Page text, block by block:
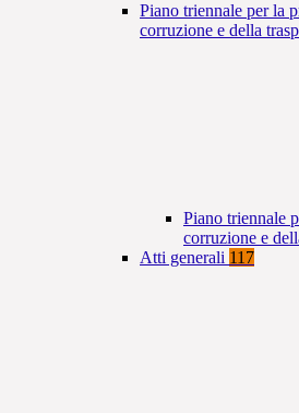
Piano triennale per la
corruzione e della
Piano triennale
corruzione e
Atti generali 117